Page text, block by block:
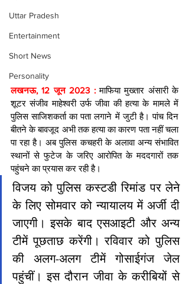
Uttar Pradesh
Entertainment
Short News
Personality
लखनऊ, 12 जून 2023 : माफिया मुख्तार अंसारी के
शूटर संजीव माहेश्वरी उर्फ जीवा की हत्या के मामले में
पुलिस साजिशकर्ता का पता लगाने में जुटी है। पांच दिन
बीतने के बावजूद अभी तक हत्या का कारण पता नहीं चला
पा रहा है। अब पुलिस कचहरी के अलावा अन्य संभावित
स्थानों से फुटेज के जरिए आरोपित के मददगारों तक
पहुंचने का प्रयास कर रही है।
विजय को पुलिस कस्टडी रिमांड पर लेने
के लिए सोमवार को न्यायालय में अर्जी दी
जाएगी। इसके बाद एसआइटी और अन्य
टीमें पूछताछ करेंगी। रविवार को पुलिस
की अलग-अलग टीमें गोसाईगंज जेल
पहुंचीं। इस दौरान जीवा के करीबियों से